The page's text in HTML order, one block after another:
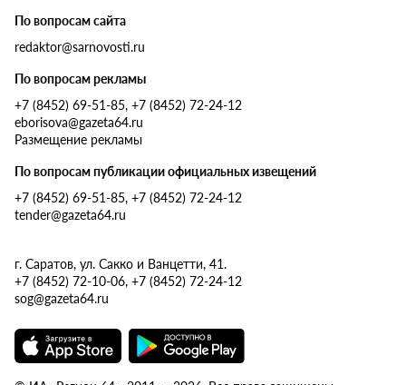
По вопросам сайта
redaktor@sarnovosti.ru
По вопросам рекламы
+7 (8452) 69-51-85, +7 (8452) 72-24-12
eborisova@gazeta64.ru
Размещение рекламы
По вопросам публикации официальных извещений
+7 (8452) 69-51-85, +7 (8452) 72-24-12
tender@gazeta64.ru
г. Саратов, ул. Сакко и Ванцетти, 41.
+7 (8452) 72-10-06, +7 (8452) 72-24-12
sog@gazeta64.ru